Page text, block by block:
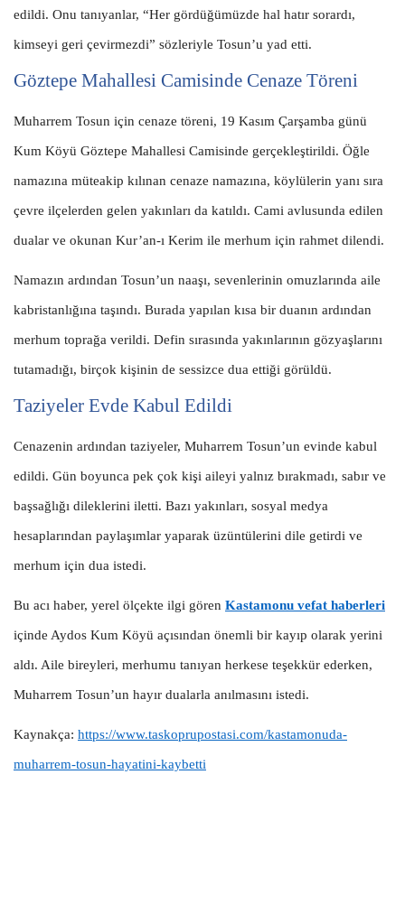
edildi. Onu tanıyanlar, “Her gördüğümüzde hal hatır sorardı,
kimseyi geri çevirmezdi” sözleriyle Tosun’u yad etti.
Göztepe Mahallesi Camisinde Cenaze Töreni
Muharrem Tosun için cenaze töreni, 19 Kasım Çarşamba günü
Kum Köyü Göztepe Mahallesi Camisinde gerçekleştirildi. Öğle
namazına müteakip kılınan cenaze namazına, köylülerin yanı sıra
çevre ilçelerden gelen yakınları da katıldı. Cami avlusunda edilen
dualar ve okunan Kur’an-ı Kerim ile merhum için rahmet dilendi.
Namazın ardından Tosun’un naaşı, sevenlerinin omuzlarında aile
kabristanlığına taşındı. Burada yapılan kısa bir duanın ardından
merhum toprağa verildi. Defin sırasında yakınlarının gözyaşlarını
tutamadığı, birçok kişinin de sessizce dua ettiği görüldü.
Taziyeler Evde Kabul Edildi
Cenazenin ardından taziyeler, Muharrem Tosun’un evinde kabul
edildi. Gün boyunca pek çok kişi aileyi yalnız bırakmadı, sabır ve
başsağlığı dileklerini iletti. Bazı yakınları, sosyal medya
hesaplarından paylaşımlar yaparak üzüntülerini dile getirdi ve
merhum için dua istedi.
Bu acı haber, yerel ölçekte ilgi gören Kastamonu vefat haberleri
içinde Aydos Kum Köyü açısından önemli bir kayıp olarak yerini
aldı. Aile bireyleri, merhumu tanıyan herkese teşekkür ederken,
Muharrem Tosun’un hayır dualarla anılmasını istedi.
Kaynakça: https://www.taskoprupostasi.com/kastamonuda-
muharrem-tosun-hayatini-kaybetti